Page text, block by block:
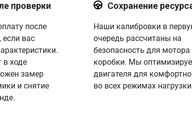
проверки
после
если вас
в ходе
замер
и снятие
Сохранение
Наши калибровки в
очередь рассчитаны на
безопасность для мотора
коробки. Мы
двигателя для
во всех режимах